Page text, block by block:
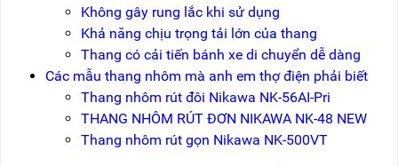
LỒNG)
Không gây rung lắc khi sử dụng
Khả năng chịu trọng tải lớn của thang
Thang có cải tiến bánh xe di chuyển dễ dàng
Các mẫu thang nhôm mà anh em thợ điện phải biết
Thang nhôm rút đôi Nikawa NK-56AI-Pri
THANG NHÔM RÚT ĐƠN NIKAWA NK-48 NEW
Thang nhôm rút gọn Nikawa NK-500VT